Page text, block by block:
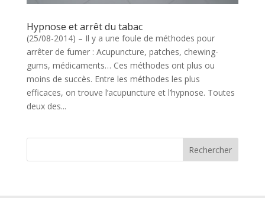
Hypnose et arrêt du tabac
(25/08-2014) – Il y a une foule de méthodes pour
arrêter de fumer : Acupuncture, patches, chewing-
gums, médicaments… Ces méthodes ont plus ou
moins de succès. Entre les méthodes les plus
efficaces, on trouve l’acupuncture et l’hypnose. Toutes
deux des...
Rechercher